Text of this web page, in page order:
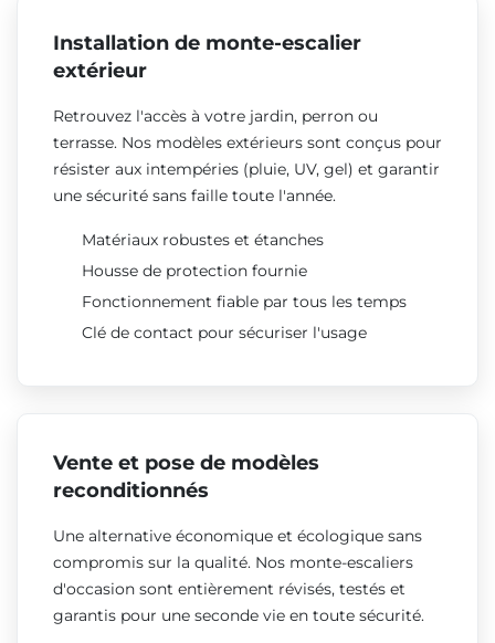
Installation de monte-escalier
extérieur
Retrouvez l'accès à votre jardin, perron ou
terrasse. Nos modèles extérieurs sont conçus pour
résister aux intempéries (pluie, UV, gel) et garantir
une sécurité sans faille toute l'année.
Matériaux robustes et étanches
Housse de protection fournie
Fonctionnement fiable par tous les temps
Clé de contact pour sécuriser l'usage
Vente et pose de modèles
reconditionnés
Une alternative économique et écologique sans
compromis sur la qualité. Nos monte-escaliers
d'occasion sont entièrement révisés, testés et
garantis pour une seconde vie en toute sécurité.